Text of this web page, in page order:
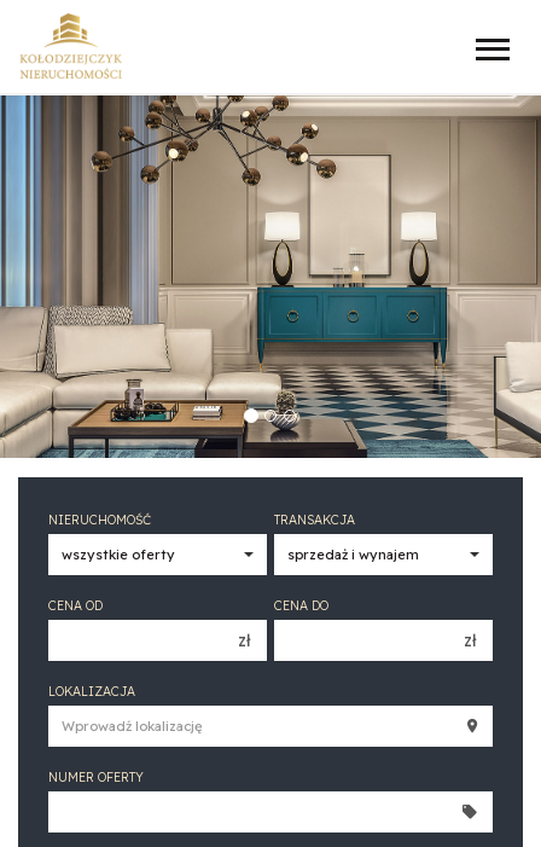
NIERUCHOMOŚĆ TRANSAKCJA
CENA OD
zł
250 000 zł
300 000 zł
CENA DO
zł
250 000 zł
LOKALIZACJA
NUMER OFERTY